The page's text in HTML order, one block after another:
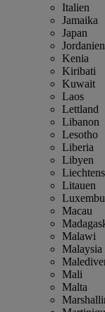
Italien
Jamaika
Japan
Jordanien
Kenia
Kiribati
Kuwait
Laos
Lettland
Libanon
Lesotho
Liberia
Libyen
Litauen
Macau
Malawi
Malaysia
Mali
Malta